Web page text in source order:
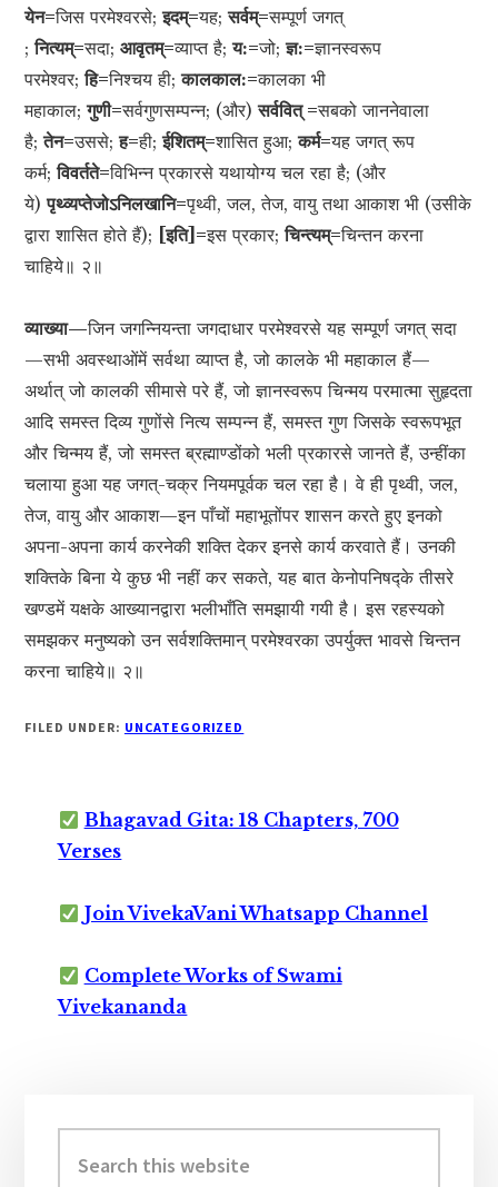
येन=जिस परमेश्वरसे;इदम्=यह;सर्वम्=सम्पूर्ण जगत्
;नित्यम्=सदा;आवृतम्=व्याप्त है;य:=जो;ज्ञ:=ज्ञानस्वरूप
परमेश्वर;हि=निश्चय ही;कालकाल:=कालका भी
महाकाल;गुणी=सर्वगुणसम्पन्न; (और)सर्ववित् =सबको जाननेवाला
है;तेन=उससे;ह=ही;ईशितम्=शासित हुआ;कर्म=यह जगत् रूप
कर्म;विवर्तते=विभिन्न प्रकारसे यथायोग्य चल रहा है; (और
ये)पृथ्व्यप्तेजोऽनिलखानि=पृथ्वी, जल, तेज, वायु तथा आकाश भी (उसीके
द्वारा शासित होते हैं); [इति]=इस प्रकार;चिन्त्यम्=चिन्तन करना
चाहिये॥ २॥
व्याख्या—जिन जगन्नियन्ता जगदाधार परमेश्वरसे यह सम्पूर्ण जगत् सदा
—सभी अवस्थाओंमें सर्वथा व्याप्त है, जो कालके भी महाकाल हैं—
अर्थात् जो कालकी सीमासे परे हैं, जो ज्ञानस्वरूप चिन्मय परमात्मा सुहृदता
आदि समस्त दिव्य गुणोंसे नित्य सम्पन्न हैं, समस्त गुण जिसके स्वरूपभूत
और चिन्मय हैं, जो समस्त ब्रह्माण्डोंको भली प्रकारसे जानते हैं, उन्हींका
चलाया हुआ यह जगत्-चक्र नियमपूर्वक चल रहा है। वे ही पृथ्वी, जल,
तेज, वायु और आकाश—इन पाँचों महाभूतोंपर शासन करते हुए इनको
अपना-अपना कार्य करनेकी शक्ति देकर इनसे कार्य करवाते हैं। उनकी
शक्तिके बिना ये कुछ भी नहीं कर सकते, यह बात केनोपनिषद्के तीसरे
खण्डमें यक्षके आख्यानद्वारा भलीभाँति समझायी गयी है। इस रहस्यको
समझकर मनुष्यको उन सर्वशक्तिमान् परमेश्वरका उपर्युक्त भावसे चिन्तन
करना चाहिये॥ २॥
FILED UNDER: UNCATEGORIZED
Bhagavad Gita: 18 Chapters, 700
Verses
Join VivekaVani Whatsapp Channel
Complete Works of Swami
Vivekananda
Sidebar
this